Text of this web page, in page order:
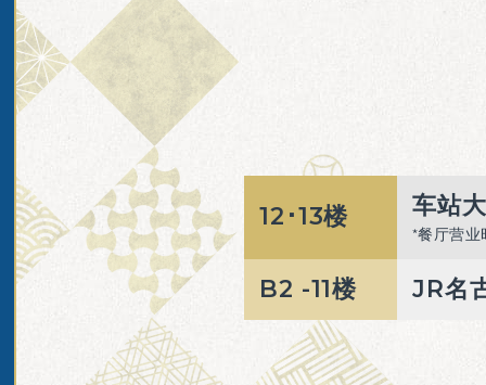
12･13楼 车站
餐厅营业
B2 -11楼 JR名